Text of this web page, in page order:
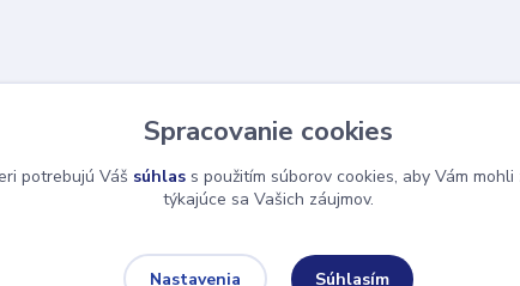
Spracovanie cookies
potrebujú Váš súhlas s použitím súborov cookies, aby Vám
týkajúce sa Vašich záujmov.
Nastavenia Súhlasím